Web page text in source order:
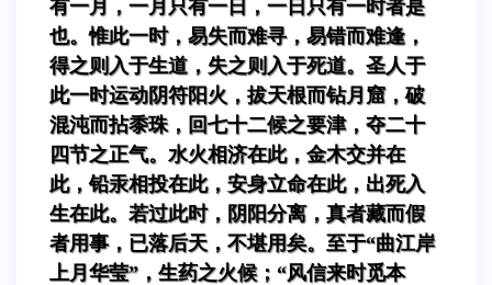
有一月，一月只有一日，一日只有一时者是
也。惟此一时，易失而难寻，易错而难逢，
得之则入于生道，失之则入于死道。圣人于
此一时运动阴符阳火，拔天根而钻月窟，破
混沌而拈黍珠，回七十二候之要津，夺二十
四节之正气。水火相济在此，金木交并在
此，铅汞相投在此，安身立命在此，出死入
生在此。若过此时，阴阳分离，真者藏而假
者用事，已落后天，不堪用矣。至于“曲江岸
上月华莹”，生药之火候；“风信来时觅本